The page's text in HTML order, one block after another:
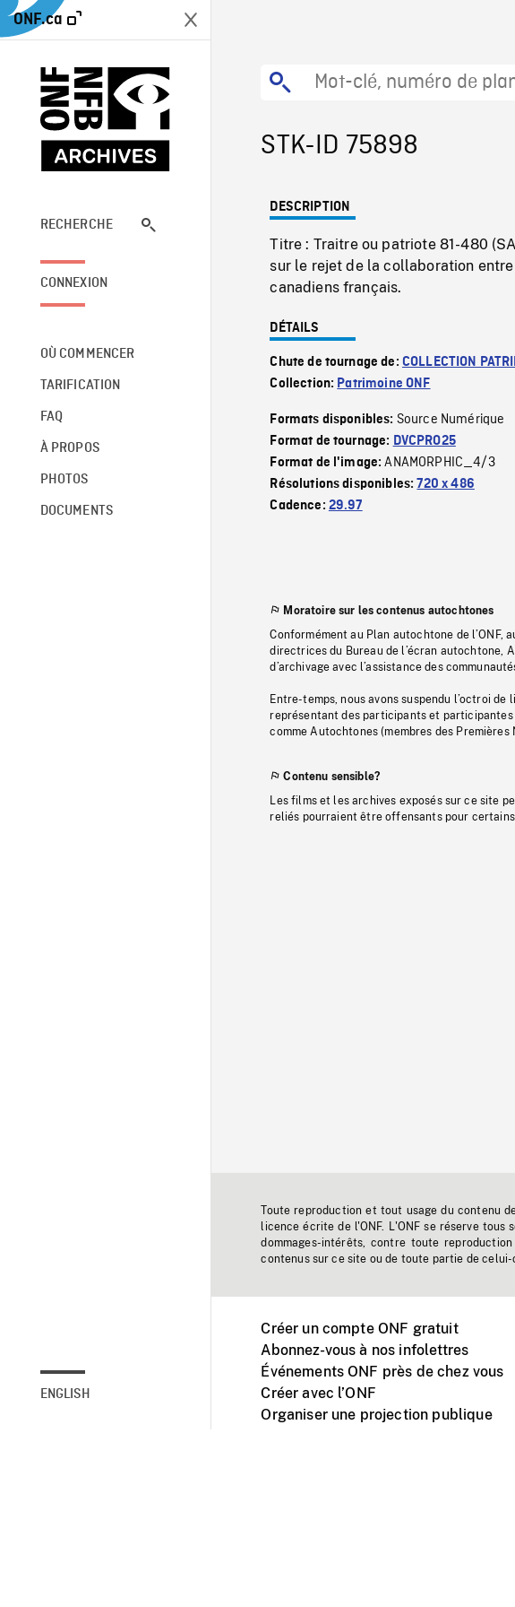
ONF.ca
RECHERCHE
CONNEXION
OÙ COMMENCER
TARIFICATION
FAQ
À PROPOS
PHOTOS
DOCUMENTS
ENGLISH
STK-ID 75898
DESCRIPTION
Titre : Traitre ou patriote 81-480
sur le rejet de la collaboration
canadiens français.
DÉTAILS
Chute de tournage de: COLLECTION
Collection: Patrimoine ONF
Formats disponibles: Source Numérique
Format de tournage: DVCPRO25
Format de l'image:ANAMORPHIC_4/3
Résolutions disponibles:720 x 486
Cadence: 29.97
Moratoire sur les contenus autochtones
Conformément au Plan autochtone de l’ONF,
directrices du Bureau de l’écran autochtone,
d’archivage avec l’assistance des
Entre-temps, nous avons suspendu l’octroi
représentant des participants et
comme Autochtones (membres des Premières
Contenu sensible?
Les films et les archives exposés sur ce site
reliés pourraient être offensants pour
Toute reproduction et tout usage du contenu
licence écrite de l'ONF. L'ONF se réserve
dommages-intérêts, contre toute
contenus sur ce site ou de toute partie de celui-
Créer un compte ONF gratuit
Abonnez-vous à nos infolettres
Événements ONF près de chez vous
Créer avec l’ONF
Organiser une projection publique